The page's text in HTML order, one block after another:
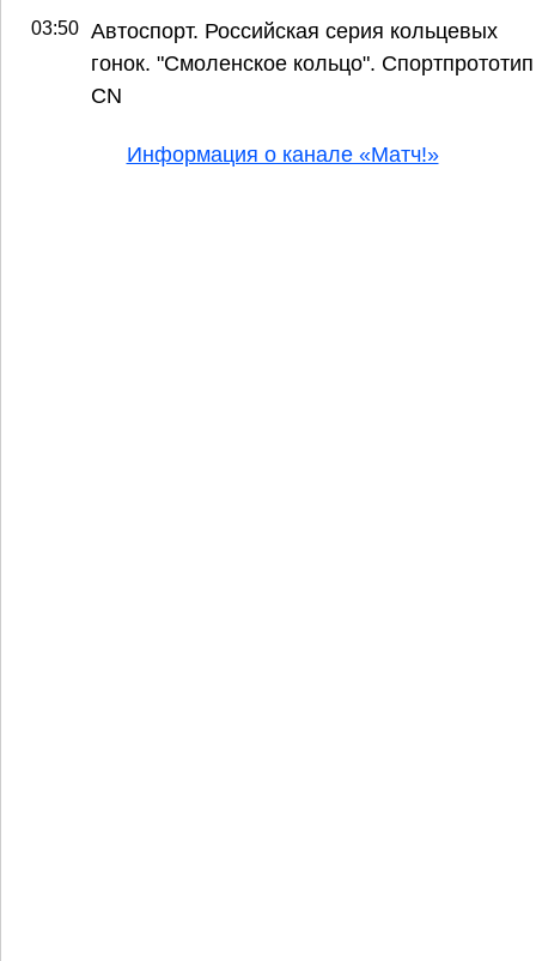
03:50 Автоспорт. Российская серия кольцевых
гонок. "Смоленское кольцо". Спортпрототип
CN
Информация о канале «Матч!»